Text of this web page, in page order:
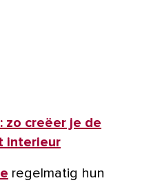
zo creëer je de
interieur
regelmatig hun